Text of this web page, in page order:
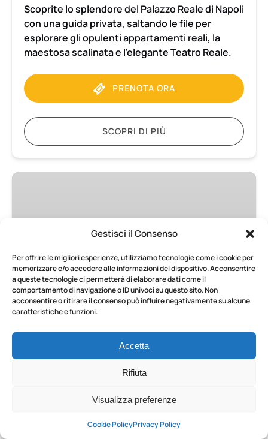
Gestisci il Consenso
Per offrire le migliori esperienze, utilizziamo tecnologie come i cookie per
memorizzare e/o accedere alle informazioni del dispositivo. Acconsentire
a queste tecnologie ci permetterà di elaborare dati come il
comportamento di navigazione o ID univoci su questo sito. Non
acconsentire o ritirare il consenso può influire negativamente su alcune
caratteristiche e funzioni.
Accetta
Rifiuta
Visualizza preferenze
Cookie PolicyPrivacy Policy
Scoprite lo splendore del Palazzo Reale di Napoli
con una guida privata, saltando le file per
esplorare gli opulenti appartamenti reali, la
maestosa scalinata e l’elegante Teatro Reale.
PRENOTA ORA
SCOPRI DI PIÙ
Trasferimento
Amalfitana
con
visita
privata
ad
Trasferimento dalla Costiera
Amalfitana a Napoli con visita
privata ad Ercolano
Godetevi un trasferimento ininterrotto dalla
un’affascinante sosta a Ercolano. Esplorate i
con una guida archeologa esperta.